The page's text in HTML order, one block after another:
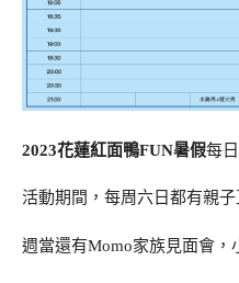
2023花蓮紅面鴨FUN暑假每
活動期間，每周六日都有親子
週當還有Momo家族見面會，